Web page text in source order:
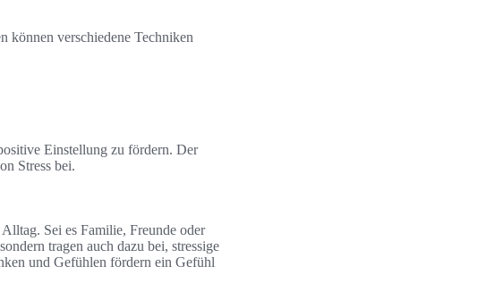
können verschiedene Techniken
Einstellung zu fördern. Der
Stress bei.
Sei es Familie, Freunde oder
tragen auch dazu bei, stressige
und Gefühlen fördern ein Gefühl